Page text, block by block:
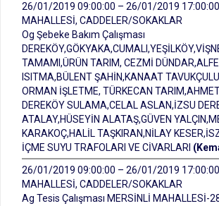
26/01/2019 09:00:00 – 26/01/2019 17:00:00
MAHALLESİ, CADDELER/SOKAKLAR
Og Şebeke Bakım Çalışması
TAMAMI,ÜRÜN TARIM, CEZMİ
ISITMA,BÜLENT ŞAHİN,KANAAT
ORMAN İŞLETME, TÜRKECAN
DEREKÖY SULAMA,CELAL ASLAN,İZSU
ATALAY,HÜSEYİN ALATAŞ,GÜVEN
KARAKOÇ,HALİL TAŞKIRAN,NİLAY
İÇME SUYU TRAFOLARI VE CİVARLARI
26/01/2019 09:00:00 – 26/01/2019 17:00:00
MAHALLESİ, CADDELER/SOKAKLAR
Ag Tesis Çalışması MERSİNLİ MAHALLESİ-